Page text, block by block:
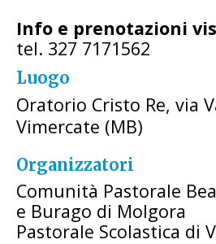
Info e prenotazioni
tel. 327 7171562
Luogo
Oratorio Cristo Re, via
Vimercate (MB)
Organizzatori
Comunità Pastorale
e Burago di Molgora
Pastorale Scolastica di